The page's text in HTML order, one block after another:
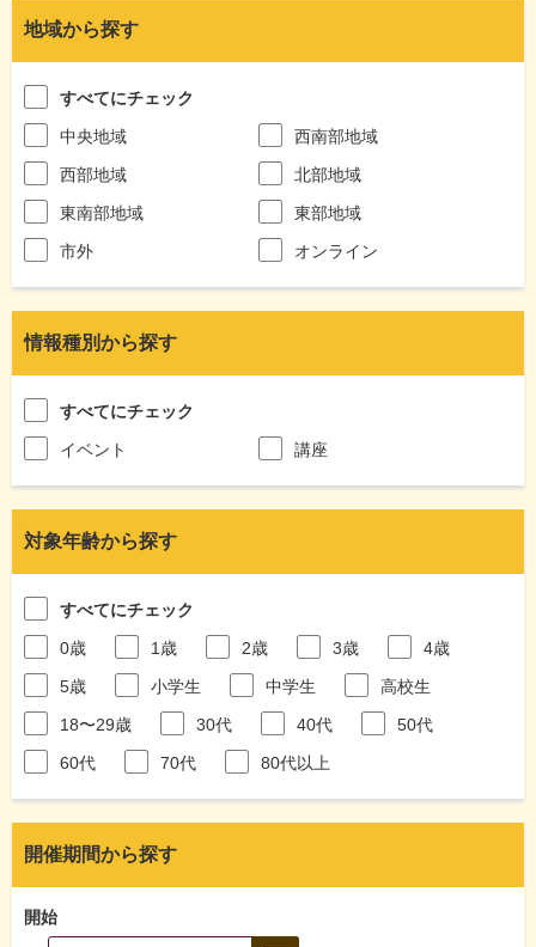
地域から探す
すべてにチェック
中央地域
西南部地域
西部地域
北部地域
東南部地域
東部地域
市外
オンライン
情報種別から探す
すべてにチェック
イベント
講座
対象年齢から探す
すべてにチェック
0歳
1歳 2歳 3歳
4歳
5歳
小学生 中学生
高校生
18〜29歳
30代 40代
50代
60代
70代 80代以上
開催期間から探す
開始